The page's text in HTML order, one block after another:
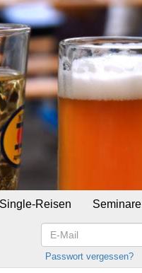
Single-Reisen Seminare
E-
Mail
Passwort vergessen?